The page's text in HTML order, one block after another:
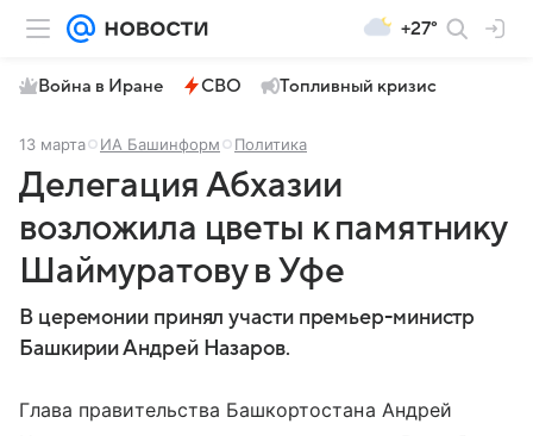
+27°
Война в Иране СВО Топливный кризис
13 марта ИА Башинформ Политика
Делегация Абхазии
возложила цветы к памятнику
Шаймуратову в Уфе
В церемонии принял участи премьер-министр
Башкирии Андрей Назаров.
Глава правительства Башкортостана Андрей